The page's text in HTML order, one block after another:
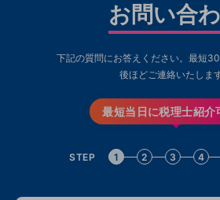
お問い合
下記の質問にお答えください。最短30
後ほどご連絡いたします
最短当日に税理士紹介
STEP 1 2 3 4